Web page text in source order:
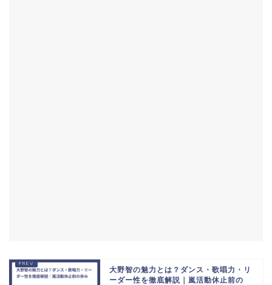
大野智の魅力とは？ダンス・歌唱力・リ
ーダー性を徹底解説｜嵐活動休止前の